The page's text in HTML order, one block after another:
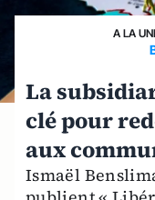
A LA
La
clé pour
aux
Ismaël